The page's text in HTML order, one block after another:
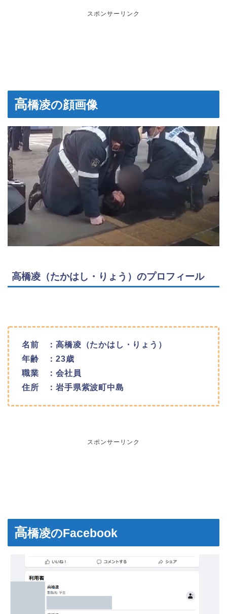
スポンサーリンク
高橋凌の顔画像
高橋凌（たかはし・りょう）のプロフィール
名前 ：高橋凌（たかはし・りょう）
年齢 ：23歳
職業 ：会社員
住所 ：岩手県紫波町中島
スポンサーリンク
高橋凌のFacebook